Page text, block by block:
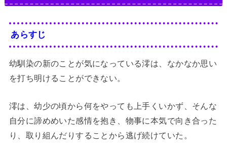
あらすじ
幼馴染の新のことが気になっている澪は、なかなか思い
を打ち明けることができない。
澪は、幼少の頃から何をやっても上手くいかず、そんな
自分に諦めめいた感情を抱き、物事に本気で向き合った
り、取り組んだりすることから逃げ続けていた。